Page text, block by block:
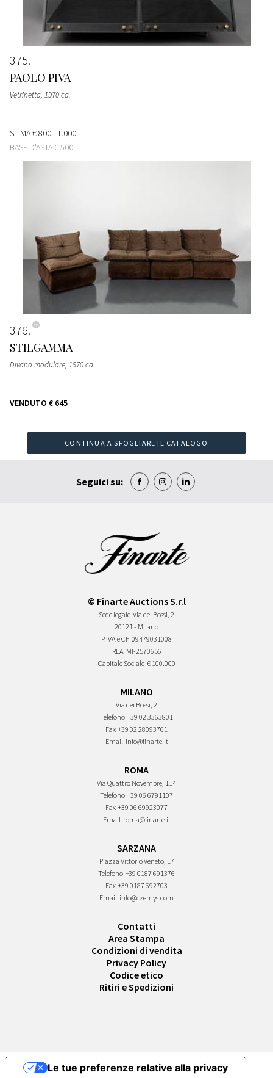
375
PAOLO PIVA
Vetrinetta, 1970 ca.
STIMA€ 800 - 1.000
BASE D'ASTA€ 500
376
STILGAMMA
Divano modulare, 1970 ca.
VENDUTO € 645
CONTINUA A SFOGLIARE IL CATALOGO
Seguici su:
© Finarte Auctions S.r.l
Sede legale Via dei Bossi, 2
20121 - Milano
P.IVA e CF 09479031008
REA MI-2570656
Capitale Sociale € 100.000
MILANO
Via dei Bossi, 2
Telefono +39 02 3363801
Fax +39 02 28093761
Email info@finarte.it
ROMA
Via Quattro Novembre, 114
Telefono +39 06 6791107
Fax +39 06 69923077
Email roma@finarte.it
SARZANA
Piazza Vittorio Veneto, 17
Telefono +39 0187 691376
Fax +39 0187 692703
Email info@czernys.com
Contatti
Area Stampa
Condizioni di vendita
Privacy Policy
Codice etico
Ritiri e Spedizioni
Le tue preferenze relative alla privacy